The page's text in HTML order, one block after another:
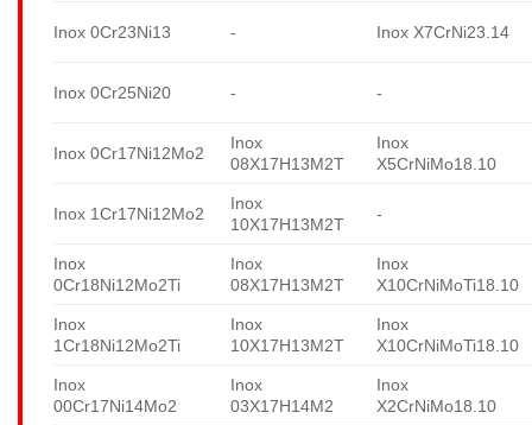
Inox 0Cr23Ni13 - Inox X7CrNi23.14
Inox 0Cr25Ni20 - -
Inox 0Cr17Ni12Mo2
Inox
08X17H13M2T
Inox
X5CrNiMo18.10
Inox 1Cr17Ni12Mo2
Inox
10X17H13M2T
-
Inox
0Cr18Ni12Mo2Ti
Inox
08X17H13M2T
Inox
X10CrNiMoTi18.10
Inox
1Cr18Ni12Mo2Ti
Inox
10X17H13M2T
Inox
X10CrNiMoTi18.10
Inox
00Cr17Ni14Mo2
Inox
03X17H14M2
Inox
X2CrNiMo18.10